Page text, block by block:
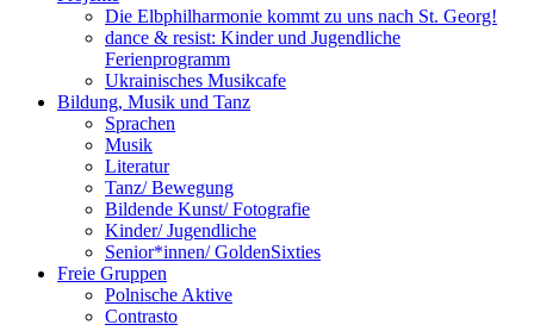
Die Elbphilharmonie kommt zu uns nach St. Georg!
dance & resist: Kinder und Jugendliche
Ferienprogramm
Ukrainisches Musikcafe
Bildung, Musik und Tanz
Sprachen
Musik
Literatur
Tanz/ Bewegung
Bildende Kunst/ Fotografie
Kinder/ Jugendliche
Senior*innen/ GoldenSixties
Freie Gruppen
Polnische Aktive
Contrasto